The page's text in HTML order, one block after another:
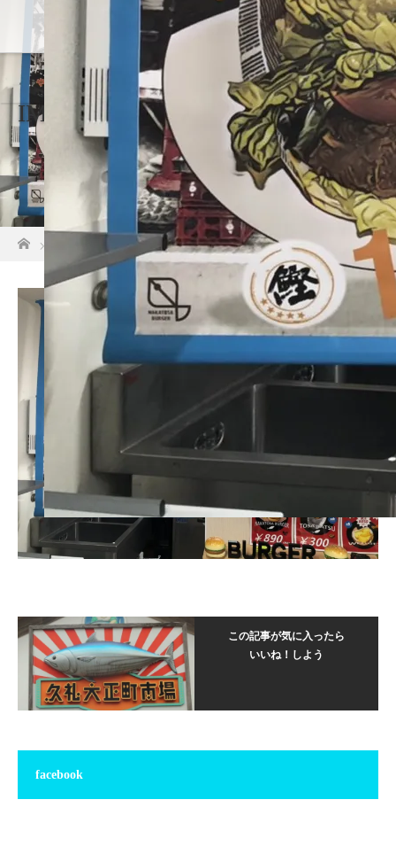
ホーム 店
IMG_9500
この記事が気に入ったら
いいね！しよう
facebook